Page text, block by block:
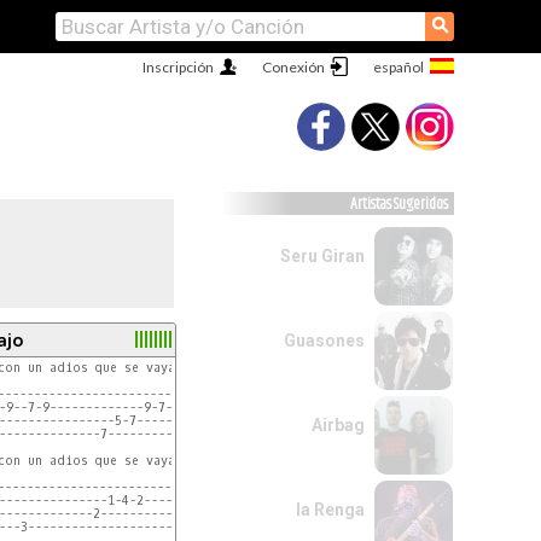
⚲
Conexión
Inscripción
un adios que se vaya que se vaya
|
9--7-9-------------9-7-5-----------|
5-7-------7---------|
7---------------------|
un adios que se vaya que se vaya
|
1-4-2----------------|
2----------------------|
3--------------------------------|
Artistas Sugeridos
Seru Giran
Guasones
Airbag
la Renga